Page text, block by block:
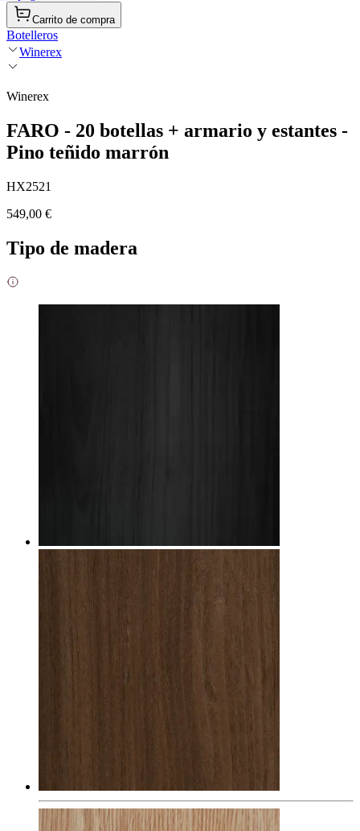
Carrito de compra
Botelleros
Winerex
Winerex
FARO - 20 botellas + armario y estantes -
Pino teñido marrón
HX2521
549,00 €
Tipo de madera